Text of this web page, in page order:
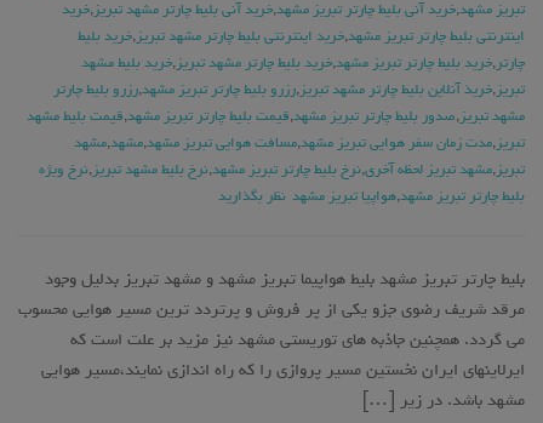
تبریز مشهد,خرید آنی بلیط چارتر تبریز مشهد,خرید آنی بلیط چارتر مشهد تبریز ,خرید
اینترنتی بلیط چارتر تبریز مشهد,خرید اینترنتی بلیط چارتر مشهد تبریز ,خرید بلیط
چارتر ,خرید بلیط چارتر تبریز مشهد,خرید بلیط چارتر مشهد تبریز ,خرید بلیط مشهد
تبریز ,خریذ آنلاین بلیط چارتر مشهد تبریز ,رزرو بلیط چارتر تبریز مشهد,رزرو بلیط چارتر
مشهد تبریز ,صدور بلیط چارتر تبریز مشهد,قیمت بلیط چارتر تبریز مشهد,قیمت بلیط مشهد
تبریز ,مدت زمان سفر هوایی تبریز مشهد,مسافت هوایی تبریز مشهد,مشهد,مشهد
تبریز ,مشهد تبریز لحظه آخری,نرخ بلیط چارتر تبریز مشهد,نرخ بلیط مشهد تبریز ,نرخ ویژه
بلیط چارتر تبریز مشهد,هواپیا تبریز مشهد نظر بگذارید
بلیط چارتر تبریز مشهد بلیط هواپیما تبریز مشهد و مشهد تبریز بدلیل وجود
مرقد شریف رضوی جزو یکی از پر فروش و پرتردد ترین مسیر هوایی محسوب
می گردد. همچنین جاذبه های توریستی مشهد نیز مزید بر علت است که
ایرلاینهای ایران نخستین مسیر پروازی را که راه اندازی نمایند،مسیر هوایی
مشهد باشد. در زیر […]